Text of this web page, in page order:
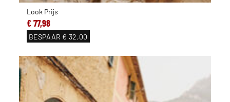
Look Prijs
€ 77,98
BESPAAR € 32,00